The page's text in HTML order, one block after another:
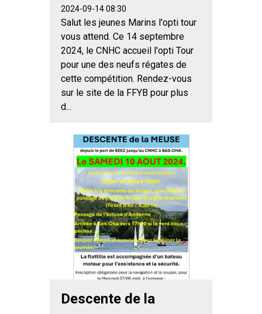
2024-09-14 08:30
Salut les jeunes Marins l'opti tour
vous attend. Ce 14 septembre
2024, le CNHC accueil l'opti Tour
pour une des neufs régates de
cette compétition. Rendez-vous
sur le site de la FFYB pour plus
d...
Descente de la